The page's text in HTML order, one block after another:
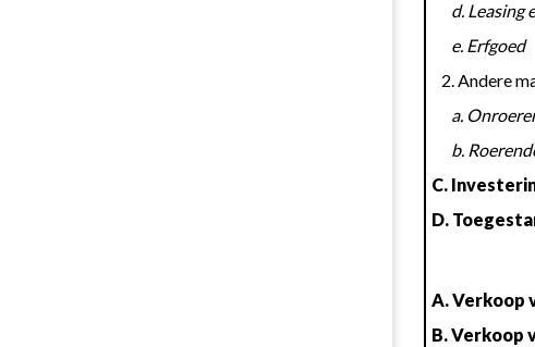
d.
      e. Erfgoed
2. Andere
a.
b.
C.
D.
A. Verkoop
B. Verkoop